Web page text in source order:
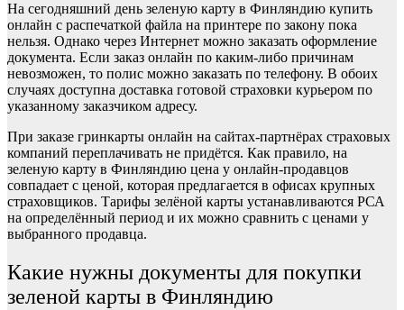
На сегодняшний день зеленую карту в Финляндию купить
онлайн с распечаткой файла на принтере по закону пока
нельзя. Однако через Интернет можно заказать оформление
документа. Если заказ онлайн по каким-либо причинам
невозможен, то полис можно заказать по телефону. В обоих
случаях доступна доставка готовой страховки курьером по
указанному заказчиком адресу.
При заказе гринкарты онлайн на сайтах-партнёрах страховых
компаний переплачивать не придётся. Как правило, на
зеленую карту в Финляндию цена у онлайн-продавцов
совпадает с ценой, которая предлагается в офисах крупных
страховщиков. Тарифы зелёной карты устанавливаются РСА
на определённый период и их можно сравнить с ценами у
выбранного продавца.
Какие нужны документы для покупки
зеленой карты в Финляндию